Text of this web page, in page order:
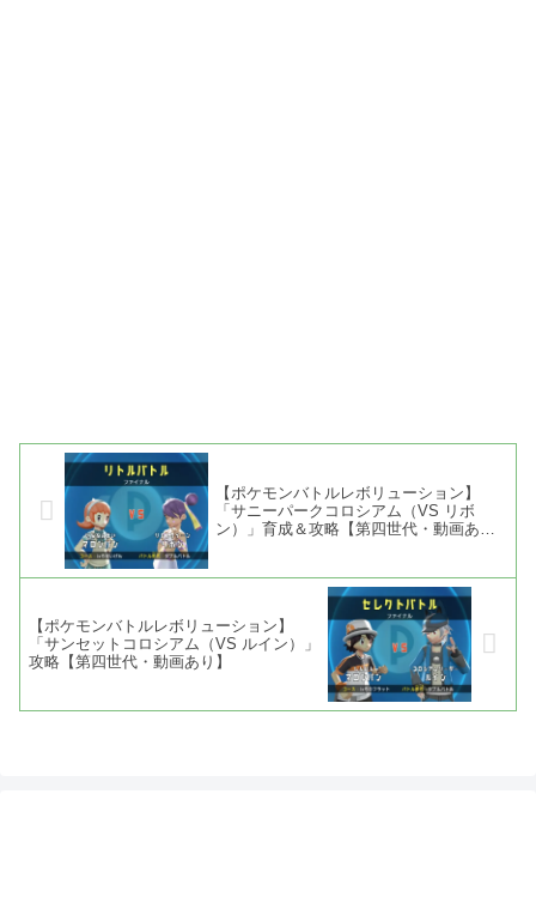
【ポケモンバトルレボリューション】
「サニーパークコロシアム（VS リボ
ン）」育成＆攻略【第四世代・動画あ
【ポケモンバトルレボリューション】
「サンセットコロシアム（VS ルイン）」
攻略【第四世代・動画あり】